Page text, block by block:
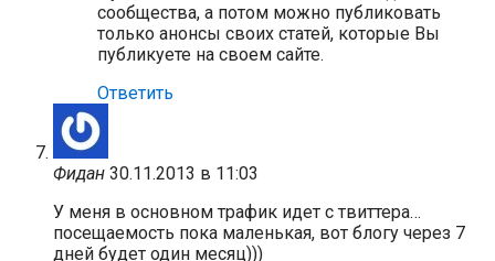
сообщества, а потом можно публиковать
только анонсы своих статей, которые Вы
публикуете на своем сайте.
Ответить
Фидан 30.11.2013 в 11:03
У меня в основном трафик идет с твиттера…
посещаемость пока маленькая, вот блогу через 7
дней будет один месяц)))